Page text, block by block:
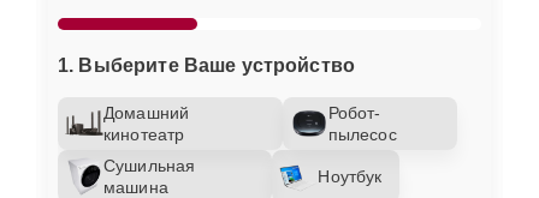
1. Выберите Ваше устройство
Домашний
кинотеатр
Робот-
пылесос
Сушильная
машина
Ноутбук